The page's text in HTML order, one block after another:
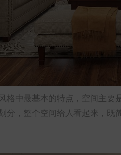
格中最基本的特点，空间主
分，整个空间给人看起来，既